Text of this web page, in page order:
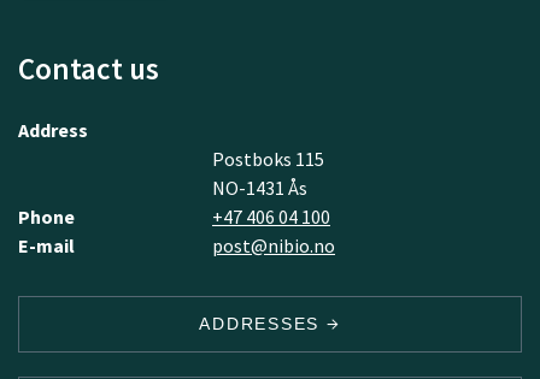
Contact us
Address
Postboks 115
NO-1431 Ås
Phone
+47 406 04 100
E-mail
post@nibio.no
ADDRESSES